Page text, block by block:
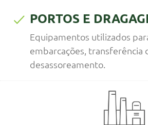
PORTOS E
Equipamentos utilizados
embarcações, transferência
desassoreamento.